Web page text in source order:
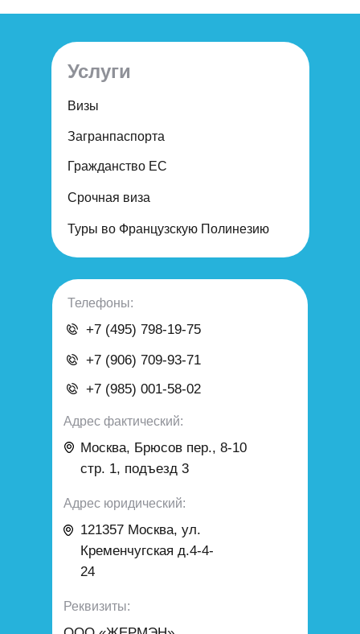
Услуги
+7 (906) 709-93-71
+7 (495) 798-19-75
Москва, Брюсов пер., 8-10
стр. 1, подъезд 3
+7 (985) 001-58-02
121357 Москва, ул.
Кременчугская д.4-4-
24
Адрес юридический:
Адрес фактический:
Реквизиты:
Телефоны:
Срочная виза
Гражданство ЕС
Загранпаспорта
Туры во Французскую Полинезию
Визы